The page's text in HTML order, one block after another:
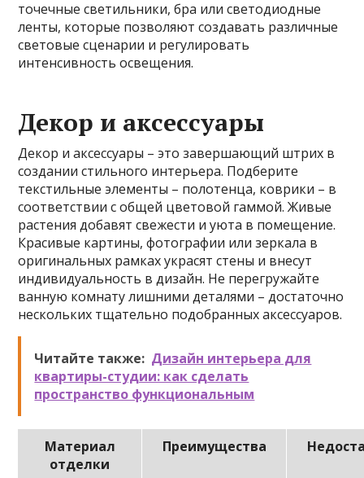
точечные светильники, бра или светодиодные
ленты, которые позволяют создавать различные
световые сценарии и регулировать
интенсивность освещения.
Декор и аксессуары
Декор и аксессуары – это завершающий штрих в
создании стильного интерьера. Подберите
текстильные элементы – полотенца, коврики – в
соответствии с общей цветовой гаммой. Живые
растения добавят свежести и уюта в помещение.
Красивые картины, фотографии или зеркала в
оригинальных рамках украсят стены и внесут
индивидуальность в дизайн. Не перегружайте
ванную комнату лишними деталями – достаточно
нескольких тщательно подобранных аксессуаров.
Читайте также: Дизайн интерьера для
квартиры-студии: как сделать
пространство функциональным
Материал
отделки
Преимущества